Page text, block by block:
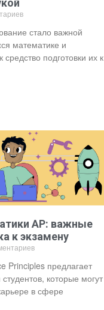
стало важной
математике и
подготовки их к
AP: важные
к экзамену
Principles предлагает
которые могут
в сфере